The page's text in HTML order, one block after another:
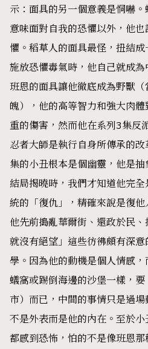
示：面具的另一個意義是恫嚇
意味面對自我的恐懼以外，他
懼。稻草人的面具最怪，扭結
施放恐懼毒氣時，他自己就成
班恩的面具讓他徹底成為野獸
魄），他的高等智力和強大肉
重的傷害，然而他在系列3集反
忍者大師是執行自身所傳承的
集的小丑根本是個幽靈，他是抽
結局揭曉時，我們才知道他完
統的「復仇」，精確來說是復
他先前搗亂華爾街、還政於民
就沒有絕望」這些彷彿頗有深
學。因為他的動機是個人情感
蟻窩或踢倒海邊的沙堡一樣，
市）而已，中間的事情只是過
不是外表而是他的內在。至於
都感到恐怖，怕的不是像班恩